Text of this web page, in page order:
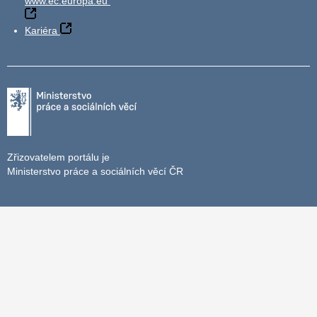
Kariéra
Zřizovatelem portálu je
Ministerstvo práce a sociálních věcí ČR